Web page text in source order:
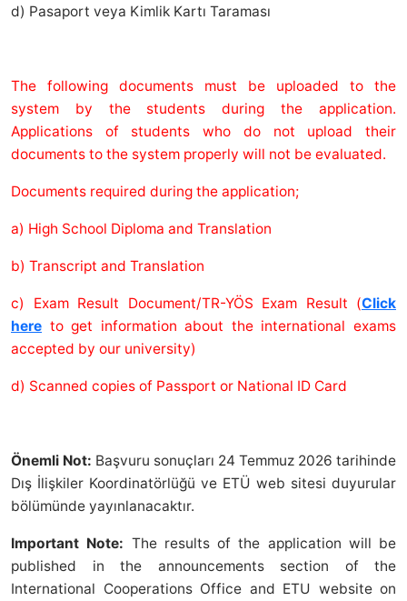
d) Pasaport veya Kimlik Kartı Taraması
The following documents must be uploaded to the
system by the students during the application.
Applications of students who do not upload their
documents to the system properly will not be evaluated.
Documents required during the application;
a) High School Diploma and Translation
b) Transcript and Translation
c) Exam Result Document/TR-YÖS Exam Result (Click
here to get information about the international exams
accepted by our university)
d) Scanned copies of Passport or National ID Card
Önemli Not: Başvuru sonuçları 24 Temmuz 2026 tarihinde
Dış İlişkiler Koordinatörlüğü ve ETÜ web sitesi duyurular
bölümünde yayınlanacaktır.
Important Note: The results of the application will be
published in the announcements section of the
International Cooperations Office and ETU website on